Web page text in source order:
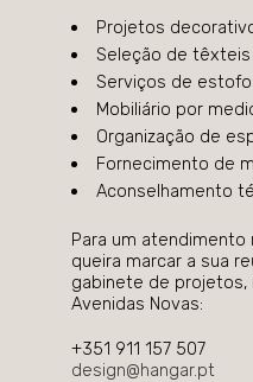
Projetos
Seleção de têxteis
Serviços de
Mobiliário por
Organização de
Fornecimento de
Aconselhamento
Para um atendimento
queira marcar a sua
gabinete de projetos,
Avenidas Novas:
+351 911 157 507
design@hangar.pt